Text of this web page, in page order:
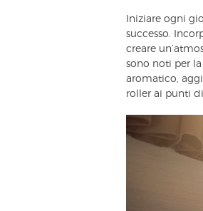
Iniziare ogni
successo.
creare
sono noti per
aromatico,
roller ai punti